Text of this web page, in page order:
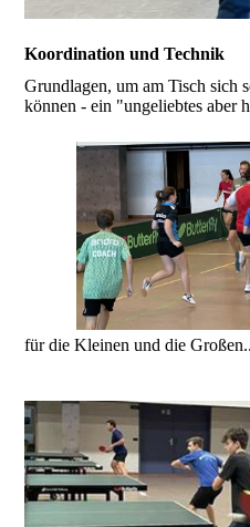
Koordination und Technik
Grundlagen, um am Tisch sich
können - ein "ungeliebtes aber
für die Kleinen und die